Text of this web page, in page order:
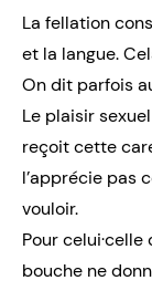
La fellation
et la langue.
On dit parfois
Le plaisir
reçoit cette
l’apprécie pas
vouloir.
Pour
bouche ne